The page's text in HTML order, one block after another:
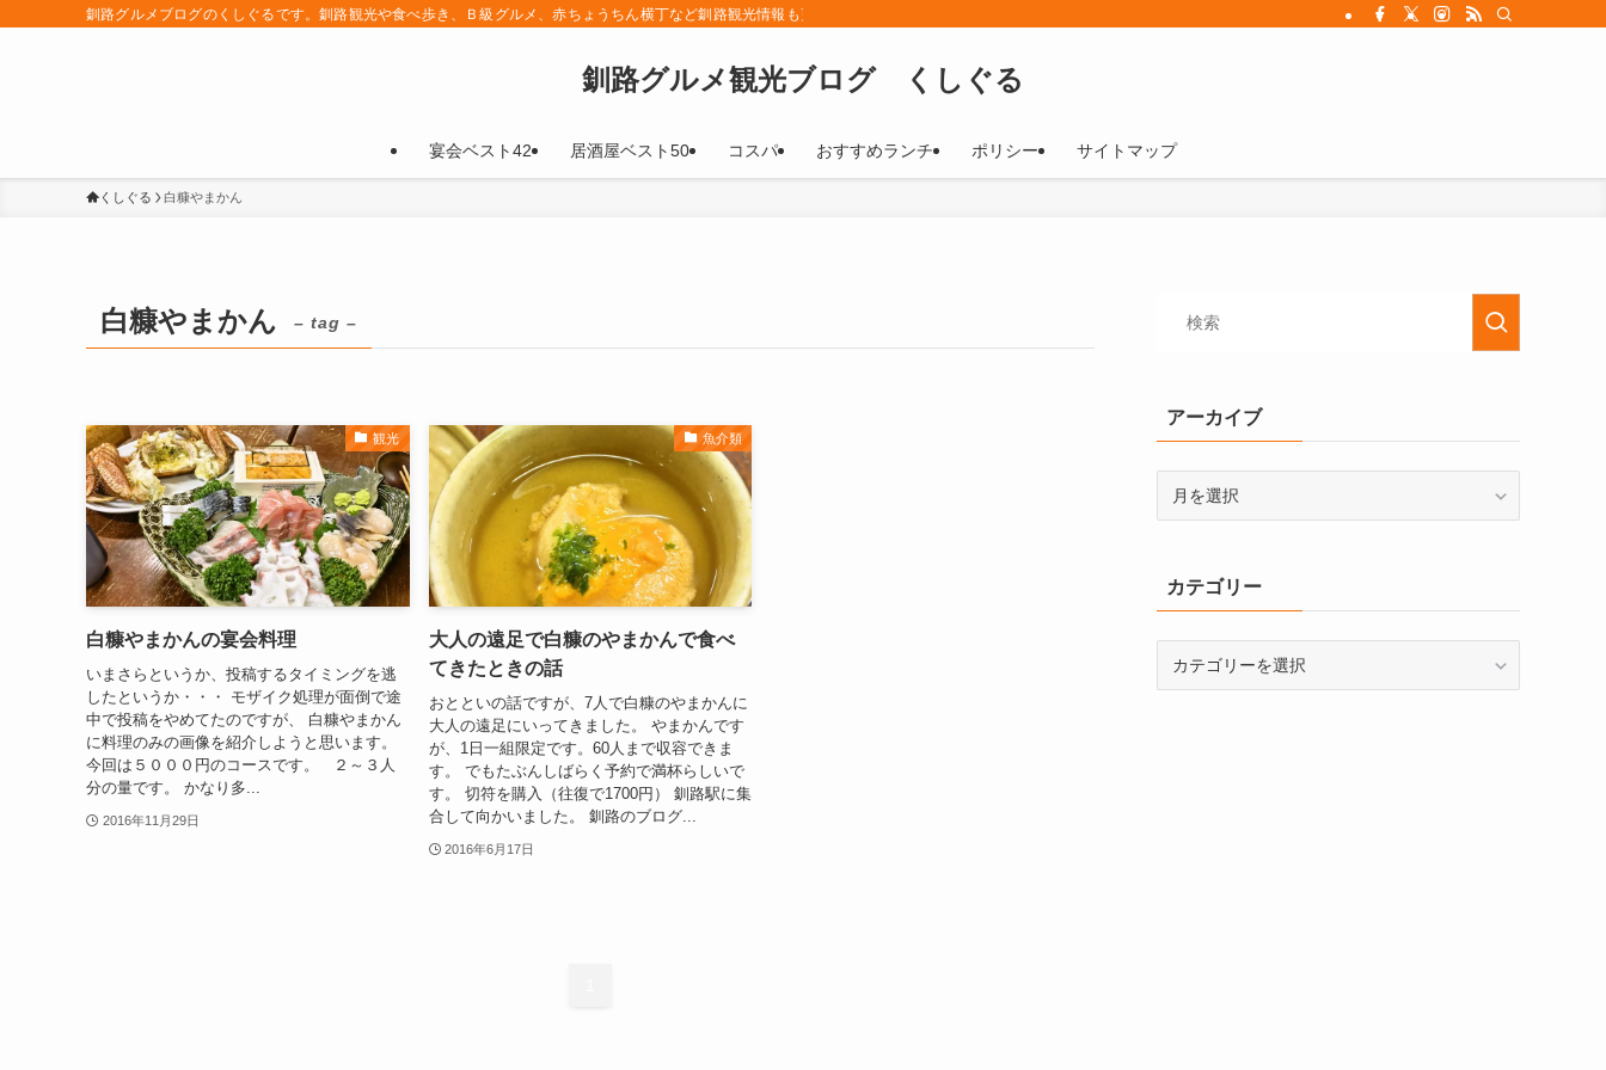
釧路グルメブログのくしぐるです。釧路観光や食べ歩き、Ｂ級グルメ、赤ちょうちん横丁など釧路観光情報も更新していきます！
釧路グルメ観光ブログ くしぐる
宴会ベスト42 居酒屋ベスト50 コスパ おすすめランチ ポリシー サイトマップ
くしぐる 白糠やまかん
白糠やまかん – tag –
観光
白糠やまかんの宴会料理
いまさらというか、投稿するタイミングを逃
したというか・・・ モザイク処理が面倒で途
中で投稿をやめてたのですが、 白糠やまかん
に料理のみの画像を紹介しようと思います。
今回は５０００円のコースです。 ２～３人
分の量です。 かなり多...
2016年11月29日
魚介類
大人の遠足で白糠のやまかんで食べ
てきたときの話
おとといの話ですが、7人で白糠のやまかんに
大人の遠足にいってきました。 やまかんです
が、1日一組限定です。60人まで収容できま
す。 でもたぶんしばらく予約で満杯らしいで
す。 切符を購入（往復で1700円） 釧路駅に集
合して向かいました。 釧路のブログ...
2016年6月17日
アーカイブ
カテゴリー